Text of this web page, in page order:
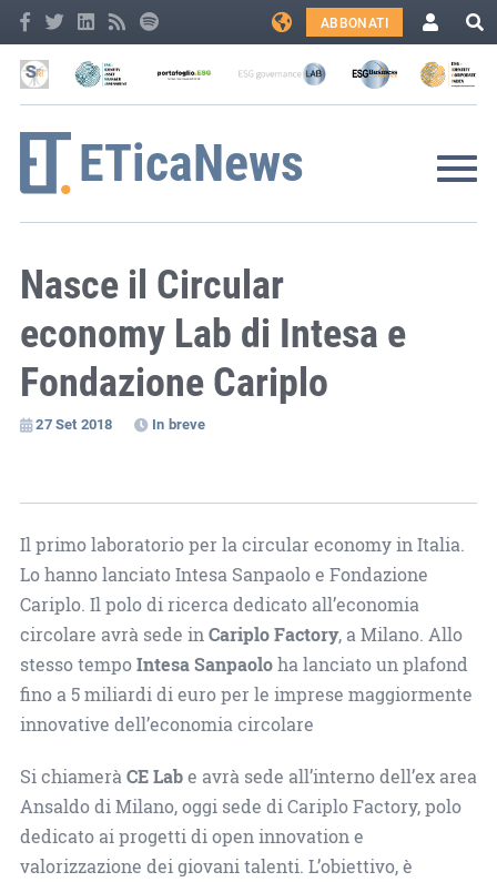
ABBONATI
Nasce il Circular
economy Lab di Intesa e
Fondazione Cariplo
27 Set 2018 In breve
Il primo laboratorio per la circular economy in Italia.
Lo hanno lanciato Intesa Sanpaolo e Fondazione
Cariplo. Il polo di ricerca dedicato all’economia
circolare avrà sede inCariplo Factory, a Milano. Allo
stesso tempoIntesa Sanpaoloha lanciato un plafond
fino a 5 miliardi di euro per le imprese maggiormente
innovative dell’economia circolare
Si chiameràCE Labe avrà sede all’interno dell’ex area
Ansaldo di Milano, oggi sede di Cariplo Factory, polo
dedicato ai progetti di open innovation e
valorizzazione dei giovani talenti. L’obiettivo, è